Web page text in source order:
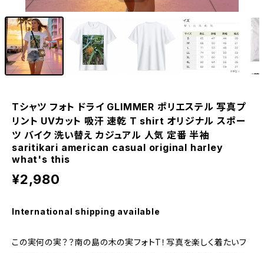
Tシャツ フォト ドライ GLIMMER ポリエステル 写真プ
リント UVカット 吸汗 速乾 T shirt オリジナル スポー
ツ バイク 洗い替え カジュアル 人気 定番 半袖
saritikari american casual original harley
what's this
¥2,980
International shipping available
この実何の実？？南の島の木の実フォトT！写真を楽しく着たいフ